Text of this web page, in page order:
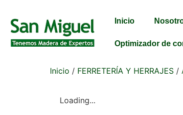
Inicio
Optimizador de
Inicio / FERRETERÍA Y HERRAJES /
Loading...